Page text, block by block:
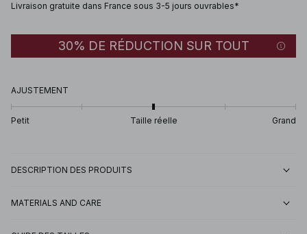
Livraison gratuite dans France sous 3-5 jours ouvrables*
30% DE RÉDUCTION SUR TOUT
AJUSTEMENT
Petit Taille réelle Grand
DESCRIPTION DES PRODUITS
MATERIALS AND CARE